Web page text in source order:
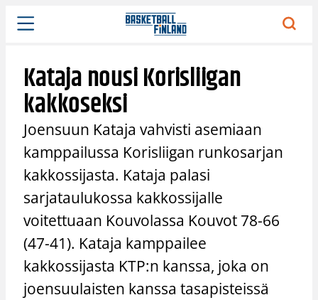
Siirry
sisältöön
Kataja nousi Korisliigan
kakkoseksi
Joensuun Kataja vahvisti asemiaan
kamppailussa Korisliigan runkosarjan
kakkossijasta. Kataja palasi
sarjataulukossa kakkossijalle
voitettuaan Kouvolassa Kouvot 78-66
(47-41). Kataja kamppailee
kakkossijasta KTP:n kanssa, joka on
joensuulaisten kanssa tasapisteissä